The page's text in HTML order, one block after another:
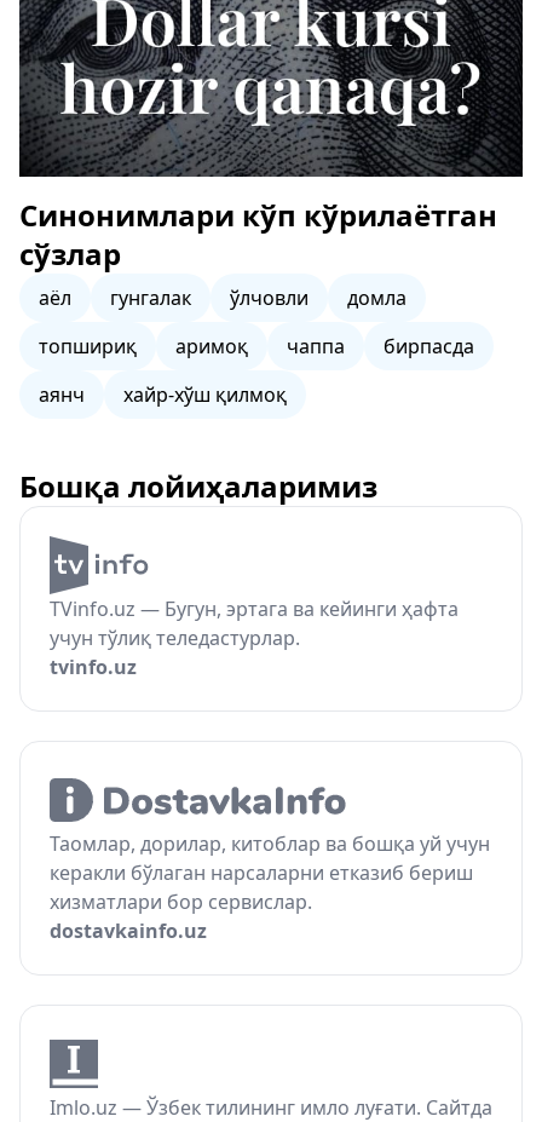
Синонимлари кўп кўрилаётган
сўзлар
аёл гунгалак ўлчовли
домла
топшириқ
аримоқ чаппа
бирпасда
аянч
хайр-хўш қилмоқ
Бошқа лойиҳаларимиз
TVinfo.uz — Бугун, эртага ва кейинги ҳафта
учун тўлиқ теледастурлар.
tvinfo.uz
Таомлар, дорилар, китоблар ва бошқа уй учун
керакли бўлаган нарсаларни етказиб бериш
хизматлари бор сервислар.
dostavkainfo.uz
Imlo.uz — Ўзбек тилининг имло луғати. Сайтда